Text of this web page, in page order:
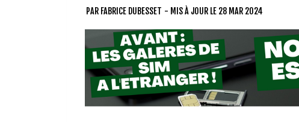
PAR FABRICE DUBESSET - MIS À JOUR LE 28 MAR 2024